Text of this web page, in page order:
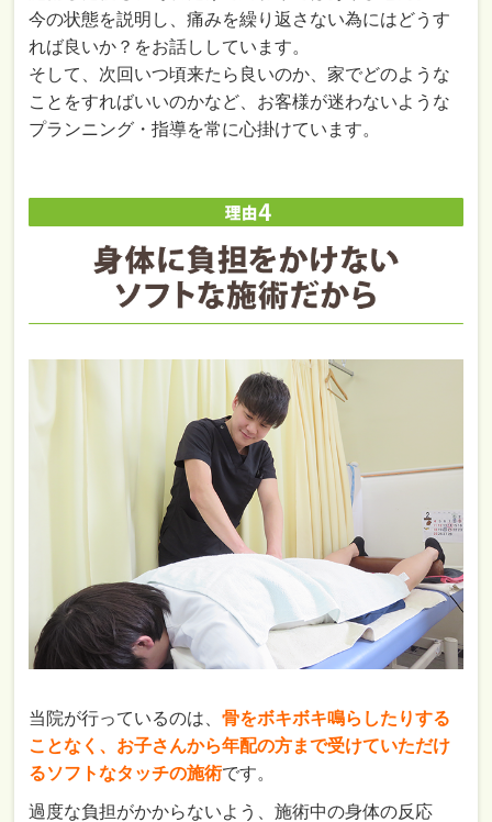
今の状態を説明し、痛みを繰り返さない為にはどうす
れば良いか？をお話ししています。
そして、次回いつ頃来たら良いのか、家でどのような
ことをすればいいのかなど、お客様が迷わないような
プランニング・指導を常に心掛けています。
当院が行っているのは、骨をボキボキ鳴らしたりする
ことなく、お子さんから年配の方まで受けていただけ
るソフトなタッチの施術です。
過度な負担がかからないよう、施術中の身体の反応